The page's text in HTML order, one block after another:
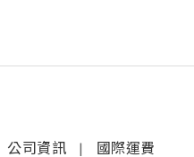
公司資訊 | 國際運費